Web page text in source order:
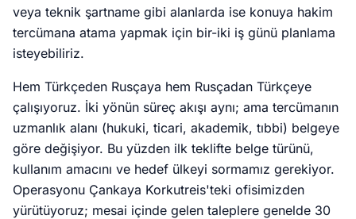
veya teknik şartname gibi alanlarda ise konuya hakim
tercümana atama yapmak için bir-iki iş günü planlama
isteyebiliriz.
Hem Türkçeden Rusçaya hem Rusçadan Türkçeye
çalışıyoruz. İki yönün süreç akışı aynı; ama tercümanın
uzmanlık alanı (hukuki, ticari, akademik, tıbbi) belgeye
göre değişiyor. Bu yüzden ilk teklifte belge türünü,
kullanım amacını ve hedef ülkeyi sormamız gerekiyor.
Operasyonu Çankaya Korkutreis'teki ofisimizden
yürütüyoruz; mesai içinde gelen taleplere genelde 30